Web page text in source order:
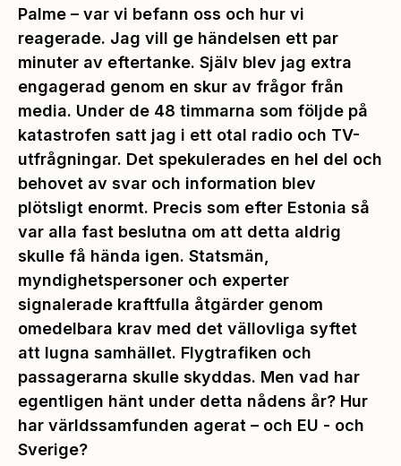
Palme – var vi befann oss och hur vi
reagerade. Jag vill ge händelsen ett par
minuter av eftertanke. Själv blev jag extra
engagerad genom en skur av frågor från
media. Under de 48 timmarna som följde på
katastrofen satt jag i ett otal radio och TV-
utfrågningar. Det spekulerades en hel del och
behovet av svar och information blev
plötsligt enormt. Precis som efter Estonia så
var alla fast beslutna om att detta aldrig
skulle få hända igen. Statsmän,
myndighetspersoner och experter
signalerade kraftfulla åtgärder genom
omedelbara krav med det vällovliga syftet
att lugna samhället. Flygtrafiken och
passagerarna skulle skyddas. Men vad har
egentligen hänt under detta nådens år? Hur
har världssamfunden agerat – och EU - och
Sverige?